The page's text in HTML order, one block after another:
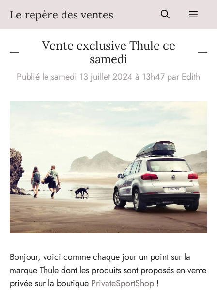
contenu
Le repère des ventes Menu
Vente exclusive Thule ce
samedi
Publié le samedi 13 juillet 2024 à 13h47 par Edith
Bonjour, voici comme chaque jour un point sur la
marque Thule dont les produits sont proposés en vente
privée sur la boutique PrivateSportShop !